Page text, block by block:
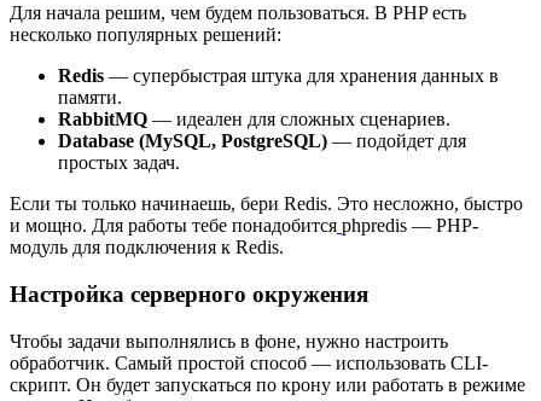
Для начала решим, чем будем пользоваться. В PHP есть
несколько популярных решений:
Redis — супербыстрая штука для хранения данных в
памяти.
RabbitMQ — идеален для сложных сценариев.
Database (MySQL, PostgreSQL) — подойдет для
простых задач.
Если ты только начинаешь, бери Redis. Это несложно, быстро
и мощно. Для работы тебе понадобится phpredis — PHP-
модуль для подключения к Redis.
Настройка серверного окружения
Чтобы задачи выполнялись в фоне, нужно настроить
обработчик. Самый простой способ — использовать CLI-
скрипт. Он будет запускаться по крону или работать в режиме